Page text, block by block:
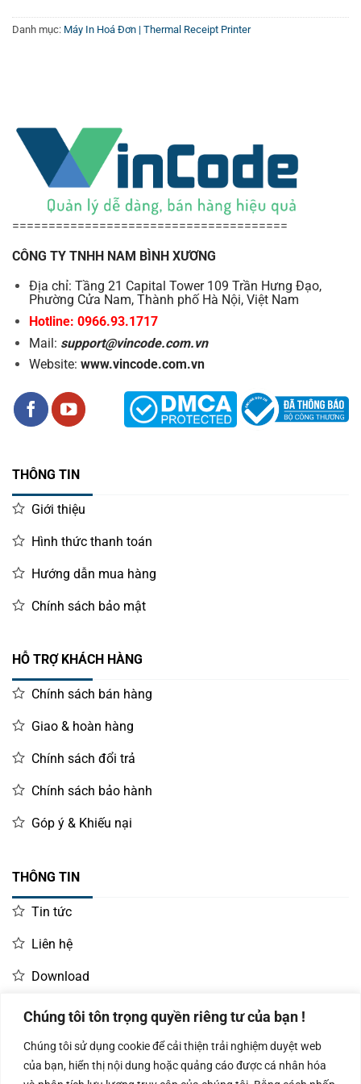
Chúng tôi tôn trọng quyền riêng tư của bạn !
Chúng tôi sử dụng cookie để cải thiện trải nghiệm duyệt web
của bạn, hiển thị nội dung hoặc quảng cáo được cá nhân hóa
Diameter
≦ 83mm
Print
Command
ESC / POS print command sets
Print direction
Auto Cutter
Full or Partial
Detection
Yes
Over-Heat Halt-
on Protection
Yes
Interface
Serial
(Serial + Ethernet + USB or Parallel + USB)
USB
Ethernet
Power Input
Compliance
FCC / CE / WEEE / RoHS
Weight
1600 g (without cable)
Temperature
Humidity
10% ~ 80% RH non-condensing
Storage
-10°C ~ 60°C
Storage
sách bảo hành dài theo tiêu chuẩn nhà sản xuất.
Máy in hoá đơn tốc độ cao Tysso PRP-188 được phân phối
website:www.vincode.com.vn
Hotline tư vấn viễn phí: 0987919040
Danh mục: Máy In Hoá Đơn | Thermal Receipt Printer
======================================
CÔNG TY TNHH NAM BÌNH XƯƠNG
Địa chỉ: Tầng 21 Capital Tower 109 Trần Hưng Đạo,
Phường Cửa Nam, Thành phố Hà Nội, Việt Nam
Hotline: 0966.93.1717
Mail: support@vincode.com.vn
Website: www.vincode.com.vn
THÔNG TIN
Giới thiệu
Hình thức thanh toán
Hướng dẫn mua hàng
Chính sách bảo mật
HỖ TRỢ KHÁCH HÀNG
Chính sách bán hàng
Giao & hoàn hàng
Chính sách đổi trả
Chính sách bảo hành
Góp ý & Khiếu nại
THÔNG TIN
Tin tức
Liên hệ
Download
LIÊN HỆ MUA HÀNG
Kinh doanh:
KD Dự Án: 0987
Kế Toán: